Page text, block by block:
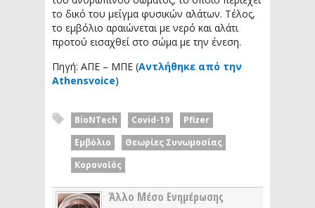
το δικό του μείγμα φυσικών αλάτων. Τέλος,
το εμβόλιο αραιώνεται με νερό και αλάτι
προτού εισαχθεί στο σώμα με την ένεση.
Πηγή: ΑΠΕ – ΜΠΕ (Αντλήθηκε από την
Athensvoice)
BioNTech Covid-19
Pfizer
Εμβόλιο
Θεωρίες Συνωμοσίας
Κορονοϊός
Άλλο Μέσο Ενημέρωσης